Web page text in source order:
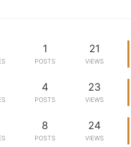
1
POSTS
21
VIEWS
4
POSTS
23
VIEWS
8
POSTS
24
VIEWS